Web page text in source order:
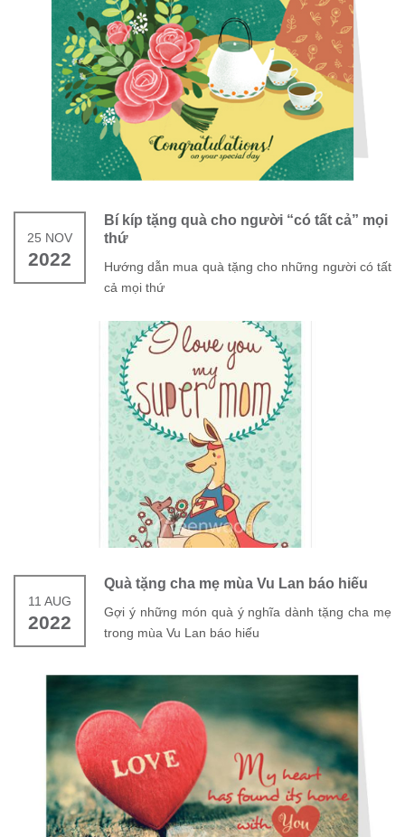
25 NOV
2022
Bí kíp tặng quà cho người “có tất cả” mọi
thứ
Hướng dẫn mua quà tặng cho những người có tất
cả mọi thứ
11 AUG
2022
Quà tặng cha mẹ mùa Vu Lan báo hiếu
Gợi ý những món quà ý nghĩa dành tặng cha mẹ
trong mùa Vu Lan báo hiếu